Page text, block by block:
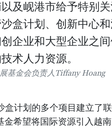
及岘港市给予特别
盒计划、创新中心
企业和大型企业之
术人力资源。
基金会负责人Tiffany Hoang
盒计划的多个项目建立了
希望将国际资源引入越南